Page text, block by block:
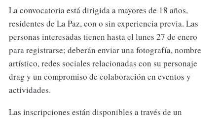
La convocatoria está dirigida a mayores de 18 años,
residentes de La Paz, con o sin experiencia previa. Las
personas interesadas tienen hasta el lunes 27 de enero
para registrarse; deberán enviar una fotografía, nombre
artístico, redes sociales relacionadas con su personaje
drag y un compromiso de colaboración en eventos y
actividades.
Las inscripciones están disponibles a través de un